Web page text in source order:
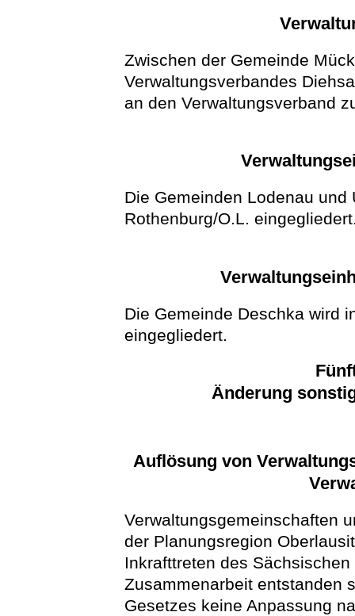
Zwischen der Gemeinde
Verwaltungsverbandes
an den Verwaltungsverband
Die Gemeinden Lodenau
Rothenburg/O.L.
Die Gemeinde Deschka wird
eingegliedert.
Änderung
Auflösung von
Verwaltungsgemeinschaften
der Planungsregion
Inkrafttreten des
Zusammenarbeit entstanden
Gesetzes keine Anpassung